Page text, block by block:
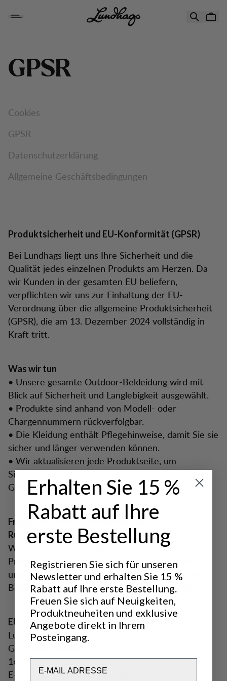
GPSR
Cookies
GPSR
Datenschutzerklärung
Allgemeine Geschäftsbedingungen
Produktsicherheit und EU-Konformität (GPSR)
Bei Lundhags liegt uns Ihre Sicherheit und die
Qualität jedes einzelnen Produkts am Herzen. Da
wir Kunden in der gesamten EU beliefern,
verpflichten wir uns zur Einhaltung der EU-
Verordnung über die allgemeine Produktsicherheit
(GPSR), die am 13. Dezember 2024 vollständig in
Kraft tritt.
Was wir tun
• Unsere gesamte Outdoor-Bekleidung wird mit
Blick auf Sicherheit und Langlebigkeit ausgewählt.
• Produkte sind anhand von Modell- oder
Chargennummern rückverfolgbar.
• Die Kleidung enthält Pflegehinweise, damit Sie sie
sicher und länger verwenden können.
• Wir aktualisieren jede Produktseite, um
Sicherheits- und Kontaktinformationen gemäß
GPSR bereitzustellen.
Fragen zur Produktsicherheit oder
Rückrufaktionen?
Wenn Sie ein Sicherheitsproblem bei einem
Produkt feststellen, kontaktieren Sie uns bitte
umgehend. Wir werden den Fall prüfen und bei
Bedarf eine Rückgabe oder einen Ersatz anbieten.
EU-Kontaktstelle für Produktsicherheit
Lundhags / BRAV Sweden AB
Gustavslundsvägen 34
167 51 Bromma Schweden
E-mail: support@lundhags.com
Erhalten Sie 15 %
Rabatt auf Ihre
erste Bestellung
Registrieren Sie sich für unseren
Newsletter und erhalten Sie 15 %
Rabatt auf Ihre erste Bestellung.
Freuen Sie sich auf Neuigkeiten,
Produktneuheiten und exklusive
Angebote direkt in Ihrem
Posteingang.